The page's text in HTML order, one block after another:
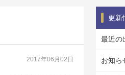
2017年06月02日
更新
最近の
お知ら